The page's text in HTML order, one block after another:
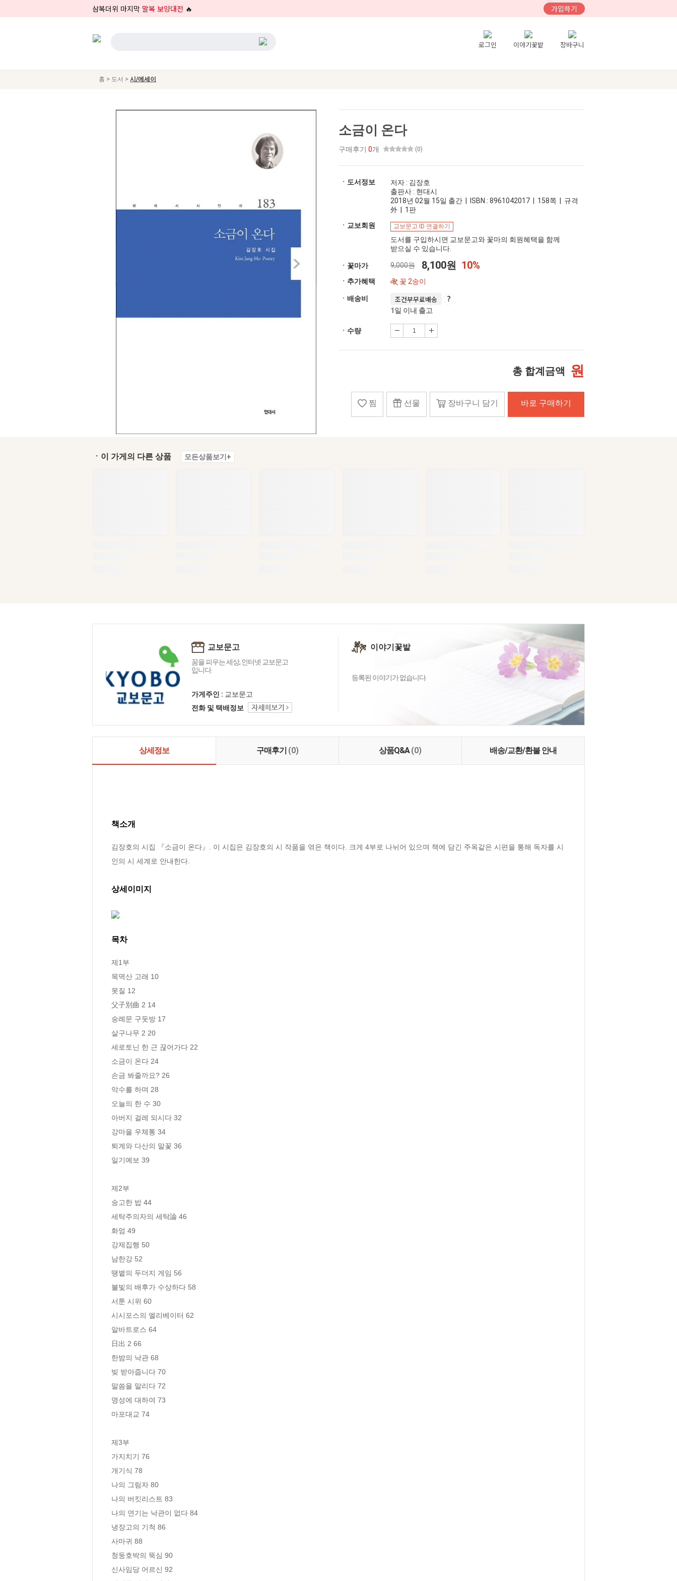
삼복더위 마지막 말복 보양대전 🔥 가입하기
로그인 이야기꽃밭 장바구니
홈 > 도서 > 시/에세이
소금이 온다
구매후기 0개 (0)
ㆍ도서정보
저자 : 김장호
출판사 : 현대시
2018년 02월 15일 출간 | ISBN : 8961042017 | 158쪽 | 규격
外 | 1판
ㆍ교보회원
교보문고 ID 연결하기
도서를 구입하시면 교보문고와 꽃마의 회원혜택을 함께
받으실 수 있습니다.
ㆍ꽃마가 9,000원 8,100원 10%
ㆍ추가혜택 꽃 2송이
ㆍ배송비 조건부무료배송
1일 이내 출고
ㆍ수량
총 합계금액 원
찜 선물 장바구니 담기 바로 구매하기
ㆍ이 가게의 다른 상품 모든상품보기+
교보문고
꿈을 피우는 세상, 인터넷 교보문고
입니다.
가게주인 : 교보문고
전화 및 택배정보
이야기꽃밭
등록된 이야기가 없습니다.
상세정보 구매후기 (0) 상품Q&A(0) 배송/교환/환불 안내
책소개
김장호의 시집 『소금이 온다』. 이 시집은 김장호의 시 작품을 엮은 책이다. 크게 4부로 나뉘어 있으며 책에 담긴 주옥같은 시편을 통해 독자를 시
인의 시 세계로 안내한다.
상세이미지
목차
제1부
목멱산 고래 10
못질 12
父子別曲 2 14
숭례문 구둣방 17
살구나무 2 20
세로토닌 한 근 끊어가다 22
소금이 온다 24
손금 봐줄까요? 26
악수를 하며 28
오늘의 한 수 30
아버지 걸레 되시다 32
강마을 우체통 34
퇴계와 다산의 말꽃 36
일기예보 39
제2부
숭고한 밥 44
세탁주의자의 세탁論 46
화엄 49
강제집행 50
남한강 52
땡볕의 두더지 게임 56
불빛의 배후가 수상하다 58
서툰 시위 60
시시포스의 엘리베이터 62
알바트로스 64
日出 2 66
한밤의 낙관 68
빚 받아줍니다 70
말씀을 말리다 72
명성에 대하여 73
마포대교 74
제3부
가지치기 76
개기식 78
나의 그림자 80
나의 버킷리스트 83
나의 연기는 낙관이 없다 84
냉장고의 기척 86
사마귀 88
청둥호박의 뚝심 90
신사임당 어르신 92